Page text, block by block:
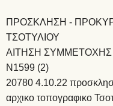
ΠΡΟΣΚΛΗΣΗ -
ΤΣΟΤΥΛΙΟΥ
ΑΙΤΗΣΗ ΣΥΜΜΕΤΟΧΗΣ
N1599 (2)
20780 4.10.22
αρχικο τοπογραφικο